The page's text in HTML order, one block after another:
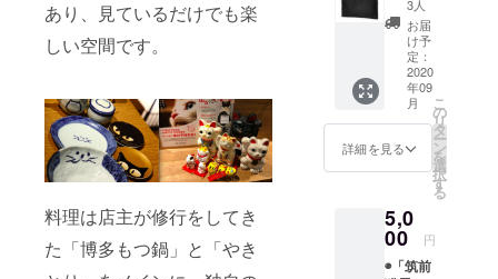
あり、見ているだけでも楽
しい空間です。
料理は店主が修行をしてき
た「博多もつ鍋」と「やき
わる可
能性が
ありま
す ◉心を
込めた
お礼状
（ニャ
ンズの
お買い
物時の
マイ
バッグ
や猫
ちゃん
の通
院・お
出掛け
たんで
鞄に忍
ばせて
おくも
3人
お届
け予
定：
2020
年09
月
詳細を見る
こ
の
リ
タ
ー
ン
を
選
択
す
る
5,0
00 円
◉「筑前